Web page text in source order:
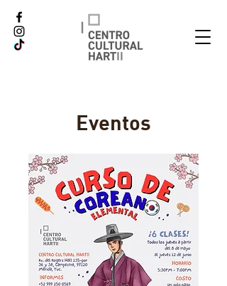
Eventos